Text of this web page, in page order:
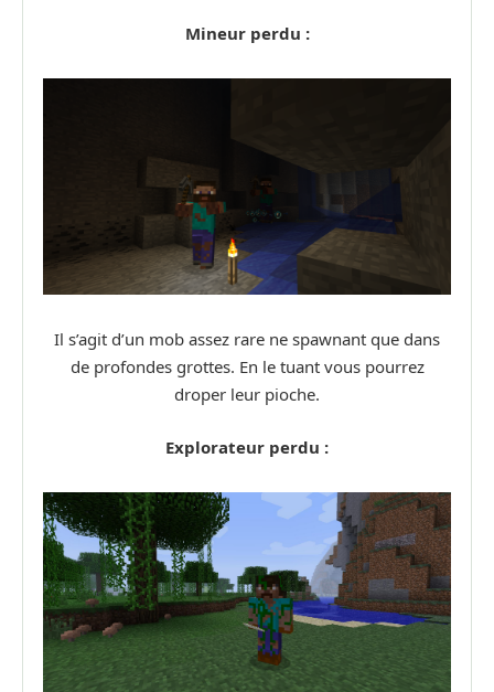
Mineur perdu :
Il s’agit d’un mob assez rare ne spawnant que dans
de profondes grottes. En le tuant vous pourrez
droper leur pioche.
Explorateur perdu :